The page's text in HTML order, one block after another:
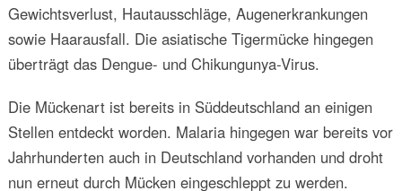
Gewichtsverlust, Hautausschläge, Augenerkrankungen
sowie Haarausfall. Die asiatische Tigermücke hingegen
überträgt das Dengue- und Chikungunya-Virus.
Die Mückenart ist bereits in Süddeutschland an einigen
Stellen entdeckt worden. Malaria hingegen war bereits vor
Jahrhunderten auch in Deutschland vorhanden und droht
nun erneut durch Mücken eingeschleppt zu werden.